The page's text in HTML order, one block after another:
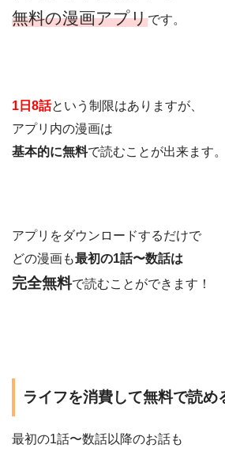
無料の漫画アプリです。
1日8話という制限はありますが、
アプリ内の漫画は
基本的に無料で読むことが出来ます。
アプリをダウンロードするだけで
どの漫画も最初の1話〜数話は
完全無料で読むことができます！
ライフを消費して無料で読め
最初の1話〜数話以降のお話も